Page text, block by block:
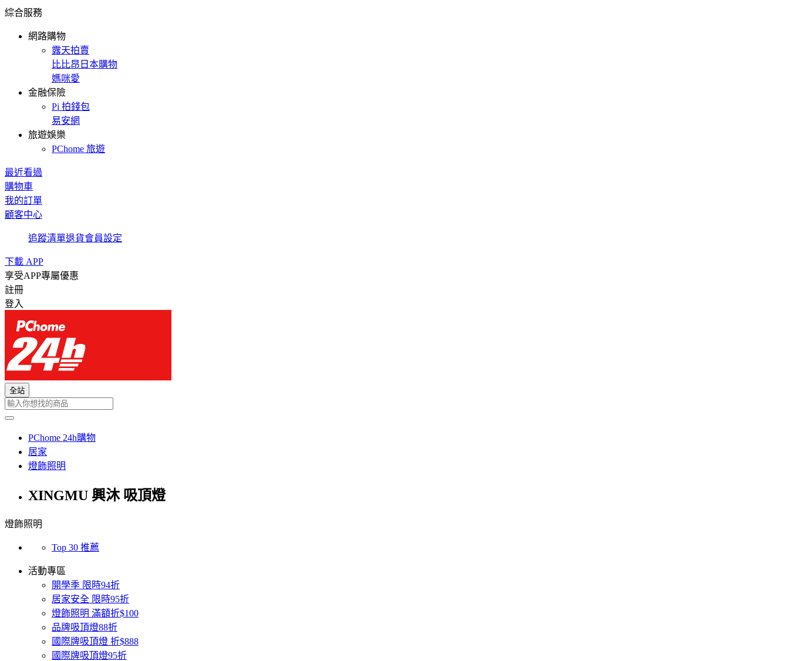
綜合服務
網路購物
露天拍賣
比比昂日本購物
媽咪愛
金融保險
Pi 拍錢包
易安網
旅遊娛樂
PChome 旅遊
最近看過
購物車
我的訂單
顧客中心
追蹤清單退貨會員設定
下載 APP
享受APP專屬優惠
註冊
登入
全站
PChome 24h購物
居家
燈飾照明
XINGMU 興沐 吸頂燈
燈飾照明
Top 30 推薦
活動專區
開學季 限時94折
居家安全 限時95折
燈飾照明 滿額折$100
品牌吸頂燈88折
國際牌吸頂燈 折$888
國際牌吸頂燈95折